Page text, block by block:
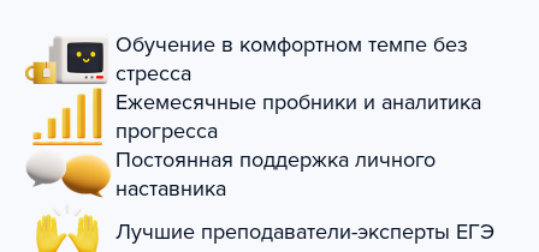
Обучение в комфортном темпе без
стресса
Ежемесячные пробники и аналитика
прогресса
Постоянная поддержка личного
наставника
Лучшие преподаватели-эксперты ЕГЭ